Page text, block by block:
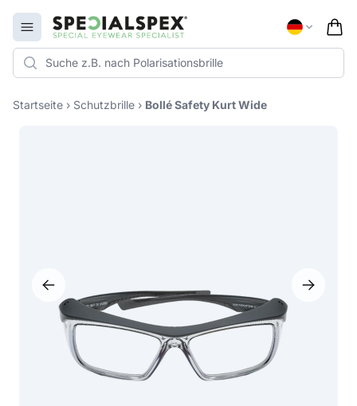
Open menu
Specialspex Logo
Startseite › Schutzbrille › Bollé Safety Kurt Wide